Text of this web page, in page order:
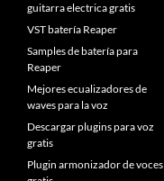
guitarra electrica gratis
VST batería Reaper
Samples de batería para
Reaper
Mejores ecualizadores de
waves para la voz
Descargar plugins para voz
gratis
Plugin armonizador de voces